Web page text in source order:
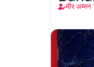
मीर अम्मन